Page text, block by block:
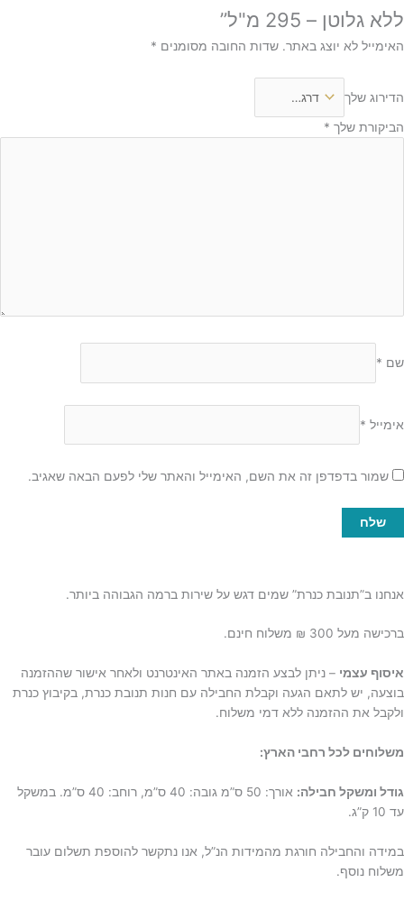
ללא גלוטן – 295 מ"ל”
האימייל לא יוצג באתר. שדות החובה מסומנים *
הדירוג שלך
הביקורת שלך *
שם *
אימייל *
שמור בדפדפן זה את השם, האימייל והאתר שלי לפעם הבאה שאגיב.
אנחנו ב”תנובת כנרת” שמים דגש על שירות ברמה הגבוהה ביותר.
ברכישה מעל 300 ₪ משלוח חינם.
איסוף עצמי – ניתן לבצע הזמנה באתר האינטרנט ולאחר אישור שההזמנה
בוצעה, יש לתאם הגעה וקבלת החבילה עם חנות תנובת כנרת, בקיבוץ כנרת
ולקבל את ההזמנה ללא דמי משלוח.
משלוחים לכל רחבי הארץ:
גודל ומשקל חבילה:
אורך: 50 ס”מ גובה: 40 ס”מ, רוחב: 40 ס”מ. במשקל
עד 10 ק”ג.
במידה והחבילה חורגת מהמידות הנ”ל, אנו נתקשר להוספת תשלום עובר
משלוח נוסף.